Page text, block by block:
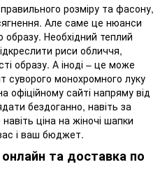
розміру та фасону,
Але саме це нюанси
Необхідний теплий
риси обличчя,
образу. А іноді – це може
суворого монохромного луку
сайті напряму від
бездоганно, навіть за
ціна на жіночі шапки
і ваш бюджет.
та доставка по